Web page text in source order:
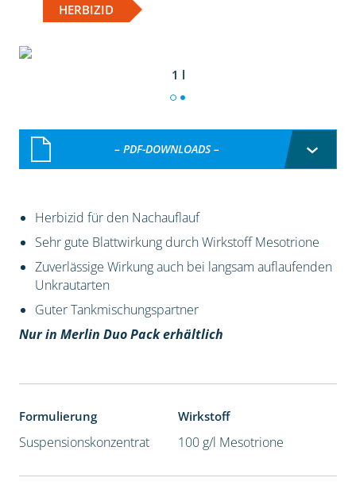
HERBIZID
1 l
– PDF-DOWNLOADS –
Herbizid für den Nachauflauf
Sehr gute Blattwirkung durch Wirkstoff Mesotrione
Zuverlässige Wirkung auch bei langsam auflaufenden
Unkrautarten
Guter Tankmischungspartner
Nur in Merlin Duo Pack erhältlich
Formulierung
Suspensionskonzentrat
Wirkstoff
100 g/l Mesotrione